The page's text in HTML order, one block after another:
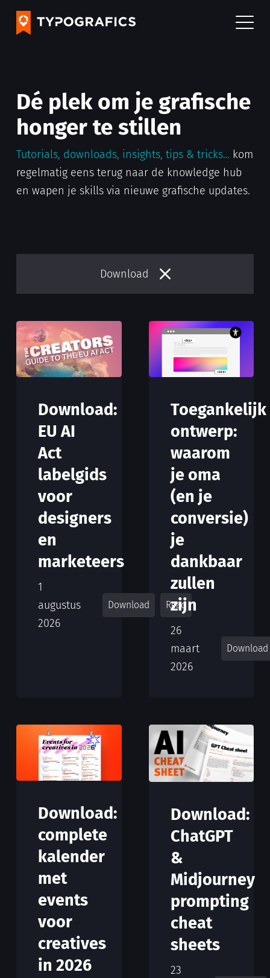
Dé plek om je grafische
honger te stillen
Tutorials, downloads, insights, tips & tricks… kom
regelmatig eens terug naar de knowledge hub
en wapen je skills via nieuwe grafische updates.
Download
Download:
EU AI
Act
labelgids
voor
designers
en
marketeers
1
augustus
2026
Download Read
Toegankelijk
ontwerp:
waarom
je oma
(en je
conversie)
je
dankbaar
zullen
zijn
26
maart
2026
Download
Download:
complete
kalender
met
events
voor
creatives
in 2026
Download:
ChatGPT
&
Midjourney
prompting
cheat
sheets
23